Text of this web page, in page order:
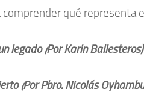
qué representa
legado (Por Karin Ballesteros)
(Por Pbro. Nicolás